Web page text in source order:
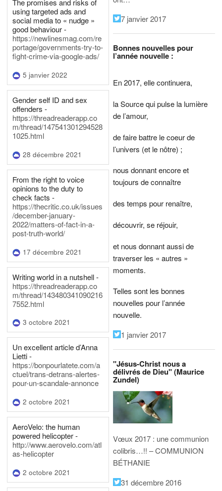
The promises and risks of
using targeted ads and
social media to « nudge »
good behaviour -
https://newlinesmag.com/re
portage/governments-try-to-
fight-crime-via-google-ads/
5 janvier 2022
Gender self ID and sex
offenders -
https://threadreaderapp.co
m/thread/147541301294528
1025.html
28 décembre 2021
From the right to voice
opinions to the duty to
check facts -
https://thecritic.co.uk/issues
/december-january-
2022/matters-of-fact-in-a-
post-truth-world/
17 décembre 2021
Writing world in a nutshell -
https://threadreaderapp.co
m/thread/143480341090216
7552.html
3 octobre 2021
Un excellent article d’Anna
Lietti -
https://bonpourlatete.com/a
ctuel/trans-detrans-alertes-
pour-un-scandale-annonce
2 octobre 2021
AeroVelo: the human
powered helicopter -
http://www.aerovelo.com/atl
as-helicopter
2 octobre 2021
7 janvier 2017
Bonnes nouvelles pour
l’année nouvelle :
En 2017, elle continuera,
la Source qui pulse la lumière
de l’amour,
de faire battre le coeur de
l’univers (et le nôtre) ;
nous donnant encore et
toujours de connaître
des temps pour renaître,
découvrir, se réjouir,
et nous donnant aussi de
traverser les « autres »
moments.
Telles sont les bonnes
nouvelles pour l’année
nouvelle.
1 janvier 2017
"Jésus-Christ nous a
délivrés de Dieu" (Maurice
Zundel)
Vœux 2017 : une communion
colibris…!! – COMMUNION
BÉTHANIE
31 décembre 2016